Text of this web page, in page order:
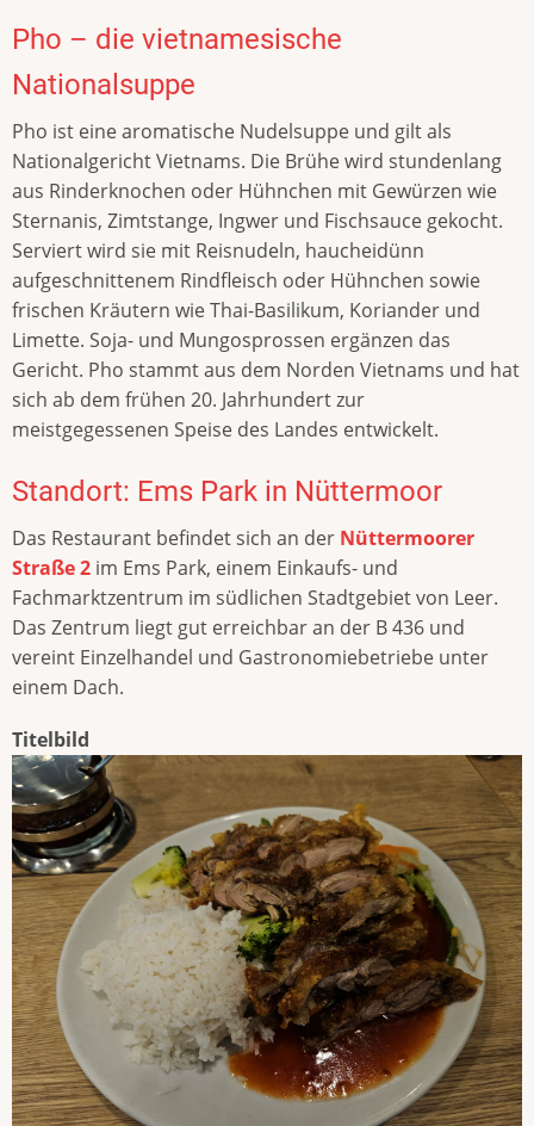
Pho – die vietnamesische
Nationalsuppe
Pho ist eine aromatische Nudelsuppe und gilt als
Nationalgericht Vietnams. Die Brühe wird stundenlang
aus Rinderknochen oder Hühnchen mit Gewürzen wie
Sternanis, Zimtstange, Ingwer und Fischsauce gekocht.
Serviert wird sie mit Reisnudeln, haucheidünn
aufgeschnittenem Rindfleisch oder Hühnchen sowie
frischen Kräutern wie Thai-Basilikum, Koriander und
Limette. Soja- und Mungosprossen ergänzen das
Gericht. Pho stammt aus dem Norden Vietnams und hat
sich ab dem frühen 20. Jahrhundert zur
meistgegessenen Speise des Landes entwickelt.
Standort: Ems Park in Nüttermoor
Das Restaurant befindet sich an der Nüttermoorer
Straße 2 im Ems Park, einem Einkaufs- und
Fachmarktzentrum im südlichen Stadtgebiet von Leer.
Das Zentrum liegt gut erreichbar an der B 436 und
vereint Einzelhandel und Gastronomiebetriebe unter
einem Dach.
Titelbild